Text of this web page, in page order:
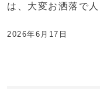
は、大変お洒落で
2026年6月17日